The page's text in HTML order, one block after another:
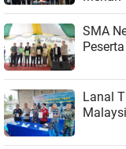
SMA
Lanal